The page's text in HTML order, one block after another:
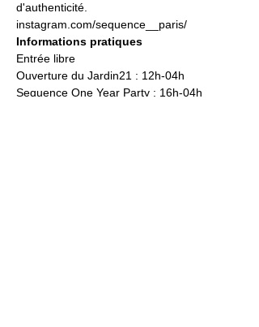
d'authenticité.
instagram.com/sequence__paris/
Informations pratiques
Entrée libre
Ouverture du Jardin21 : 12h-04h
Sequence One Year Party : 16h-04h